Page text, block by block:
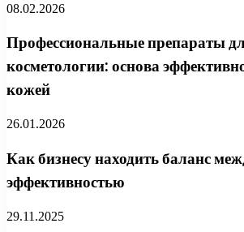
08.02.2026
Профессиональные препараты
косметологии: основа
кожей
26.01.2026
Как бизнесу находить баланс
эффективностью
29.11.2025